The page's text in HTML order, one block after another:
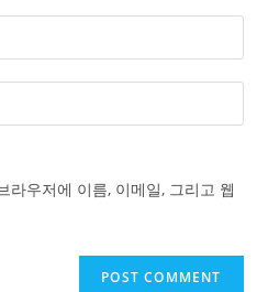
라우저에 이름, 이메일, 그리고 웹